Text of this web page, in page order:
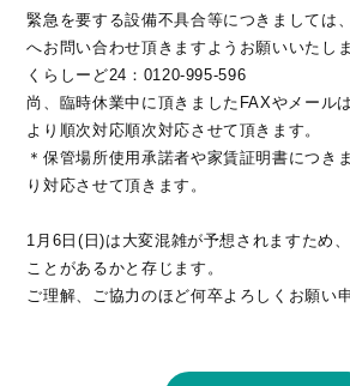
緊急を要する設備不具合等につきましては
へお問い合わせ頂きますようお願いいたしま
くらしーど24：0120-995-596
尚、臨時休業中に頂きましたFAXやメール
より順次対応順次対応させて頂きます。
＊保管場所使用承諾者や家賃証明書につき
り対応させて頂きます。
1月6日(日)は大変混雑が予想されますため
ことがあるかと存じます。
ご理解、ご協力のほど何卒よろしくお願い